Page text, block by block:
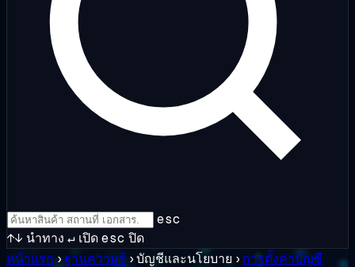
esc
↑↓ นำทาง ↵ เปิดesc ปิด
หน้าแรก ›ฐานความรู้ ›บัญชีและนโยบาย › การตั้งค่าบัญชี